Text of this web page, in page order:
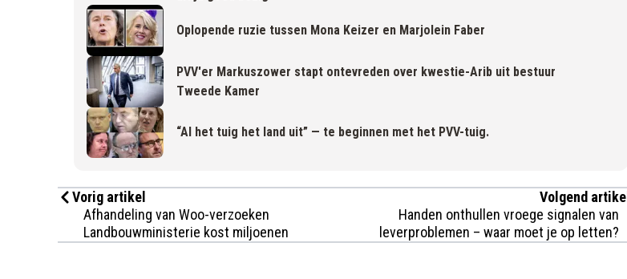
Oplopende ruzie tussen Mona Keizer en Marjolein Faber
PVV'er Markuszower stapt ontevreden over kwestie-Arib uit bestuur
Tweede Kamer
“Al het tuig het land uit” — te beginnen met het PVV-tuig.
Vorig artikel
Afhandeling van Woo-verzoeken
Landbouwministerie kost miljoenen
Volgend artikel
Handen onthullen vroege signalen van
leverproblemen – waar moet je op letten?